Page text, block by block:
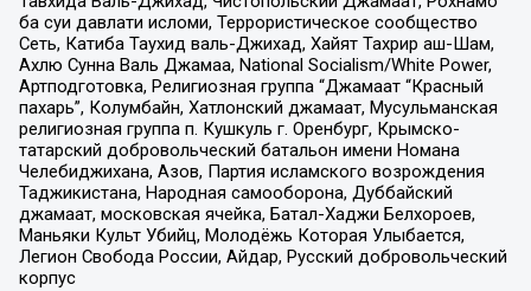
ба суи давлати исломи, Террористическое сообщество
Сеть, Катиба Таухид валь-Джихад, Хайят Тахрир аш-Шам,
Ахлю Сунна Валь Джамаа, National Socialism/White Power,
Артподготовка, Религиозная группа “Джамаат “Красный
пахарь”, Колумбайн, Хатлонский джамаат, Мусульманская
религиозная группа п. Кушкуль г. Оренбург, Крымско-
татарский добровольческий батальон имени Номана
Челебиджихана, Азов, Партия исламского возрождения
Таджикистана, Народная самооборона, Дуббайский
джамаат, московская ячейка, Батал-Хаджи Белхороев,
Маньяки Культ Убийц, Молодёжь Которая Улыбается,
Легион Свобода России, Айдар, Русский добровольческий
корпус